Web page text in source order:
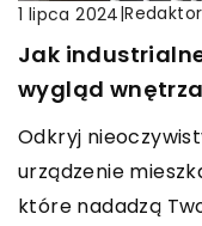
1 lipca 2024|
Jak
wygląd wnętrza
Odkryj
urządzenie
które nadadzą